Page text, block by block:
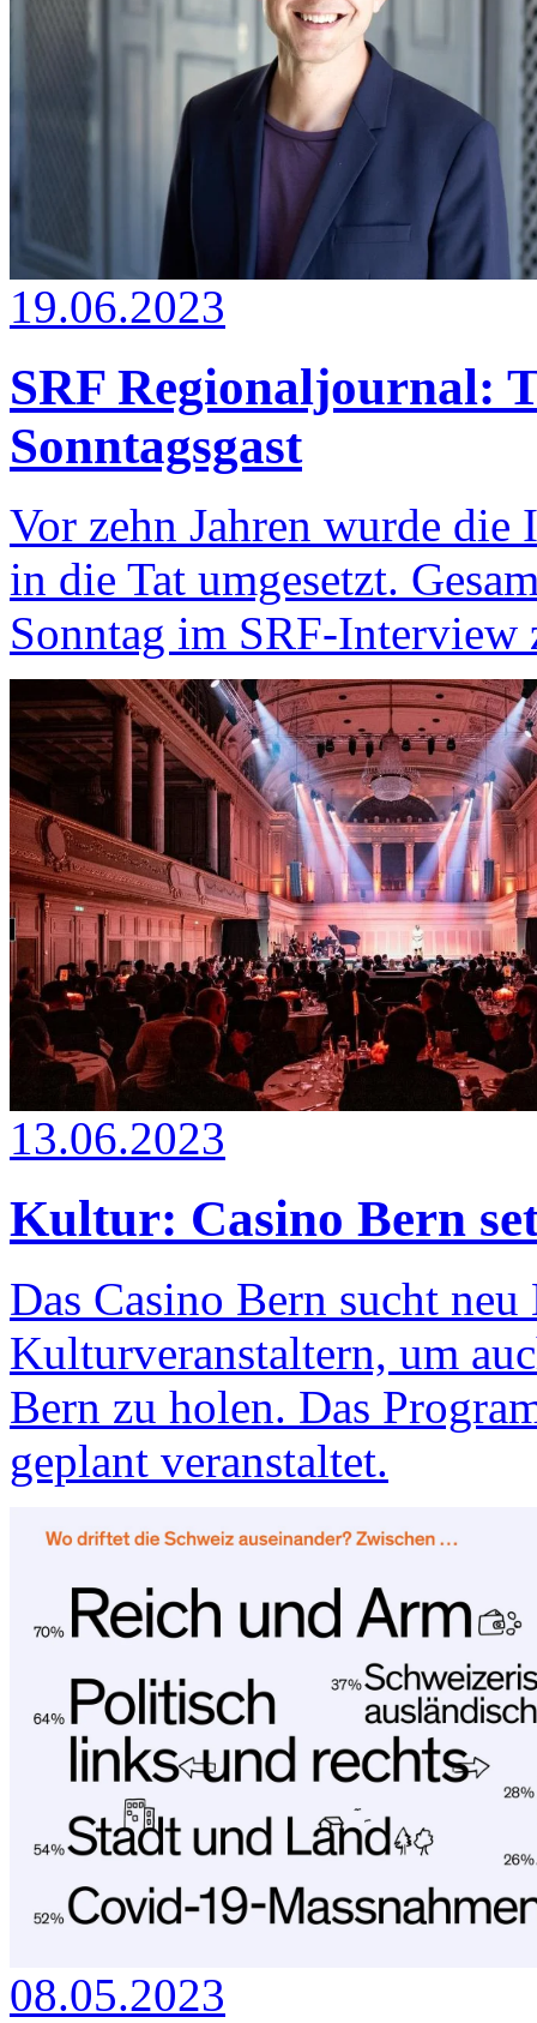
19.06.2023
SRF Regionaljournal:
Sonntagsgast
Vor zehn Jahren wurde die
in die Tat umgesetzt.
Sonntag im SRF-Interview
13.06.2023
Kultur: Casino Bern
Das Casino Bern sucht
Kulturveranstaltern, um
Bern zu holen. Das
geplant veranstaltet.
08.05.2023